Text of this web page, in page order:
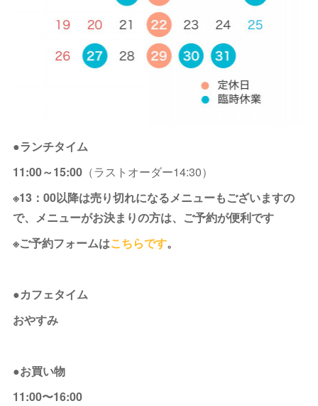
●ランチタイム
11:00～15:00 （ラストオーダー14:30）
※13：00以降は売り切れになるメニューもございますの
で、メニューがお決まりの方は、ご予約が便利です
※ご予約フォームはこちらです。
●カフェタイム
おやすみ
●お買い物
11:00〜16:00